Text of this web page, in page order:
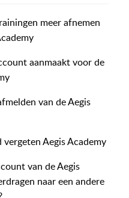
meer afnemen
aanmaakt voor de
van de Aegis
Aegis Academy
van de Aegis
naar een andere